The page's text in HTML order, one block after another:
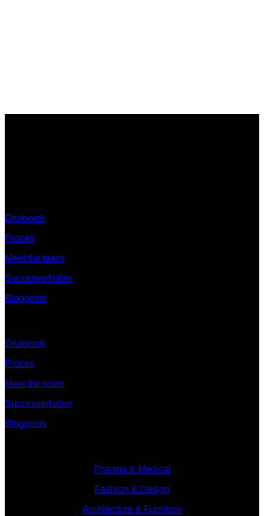
Drukwerk
Proces
Meet the team
Succesverhalen
Blogposts
Drukwerk
Proces
Meet the team
Succesverhalen
Blogposts
Pharma & Medical
Fashion & Design
Architecture & Furniture